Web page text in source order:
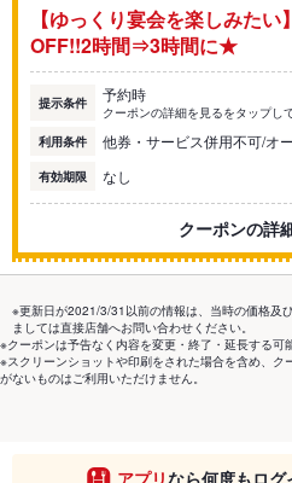
【ゆっくり宴会を楽しみた
OFF!!2時間⇒3時間に★
提示条件 予約時
クーポンの詳細を見るをタップし
利用条件
他券・サービス併用不可/オ
有効期限 なし
クーポンの詳
※更新日が2021/3/31以前の情報は、当時の価格及
ましては直接店舗へお問い合わせください。
※クーポンは予告なく内容を変更・終了・延長する可
※スクリーンショットや印刷をされた場合を含め、
がないものはご利用いただけません。
アプリなら何度もログ